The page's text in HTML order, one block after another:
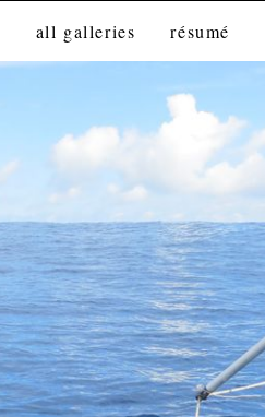
all galleries résumé